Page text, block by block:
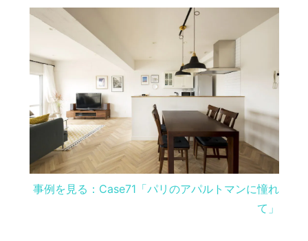
事例を見る：Case71「パリのアパルトマンに憧れ
て」